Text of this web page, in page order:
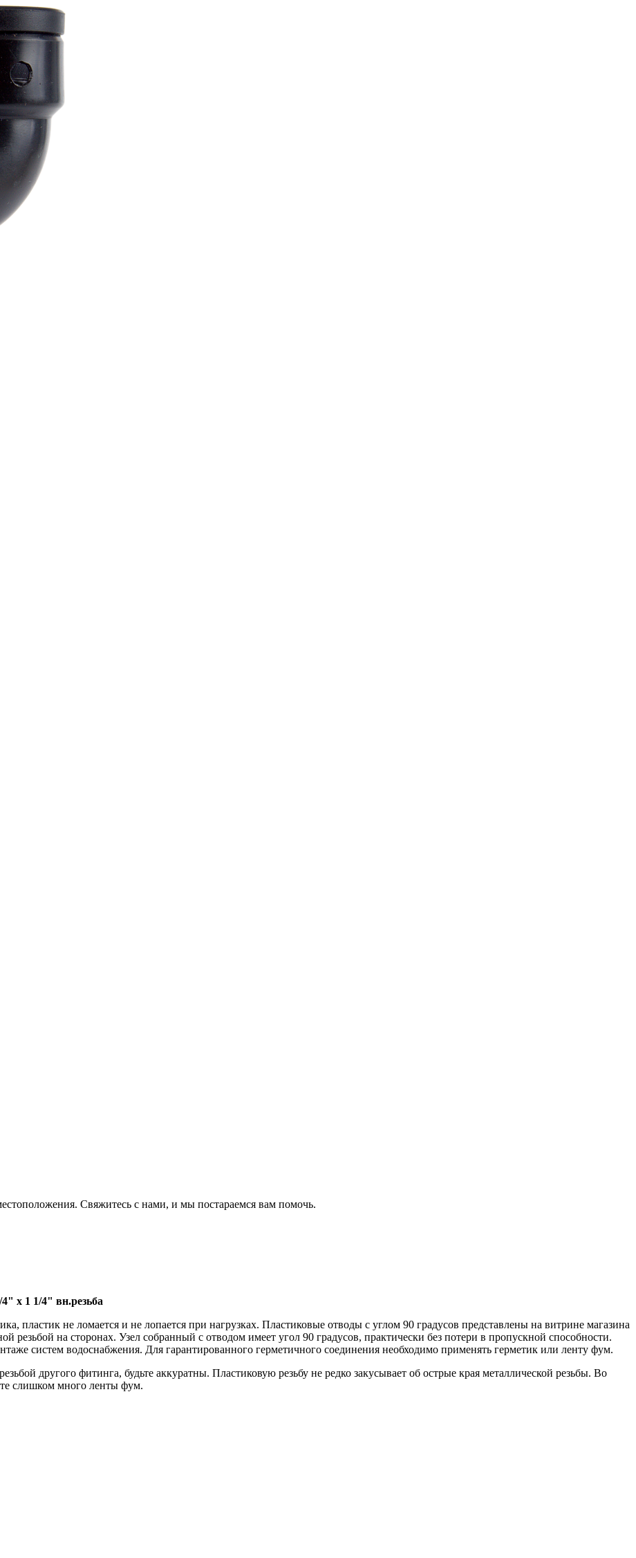
Свяжитесь с нами, и мы постараемся вам помочь.
х 1 1/4" вн.резьба
пластик не ломается и не лопается при нагрузках. Пластиковые отводы с углом 90 градусов представлены на витрине магазина
резьбой на сторонах. Узел собранный с отводом имеет угол 90 градусов, практически без потери в пропускной способности.
систем водоснабжения. Для гарантированного герметичного соединения необходимо применять герметик или ленту фум.
другого фитинга, будьте аккуратны. Пластиковую резьбу не редко закусывает об острые края металлической резьбы. Во
слишком много ленты фум.